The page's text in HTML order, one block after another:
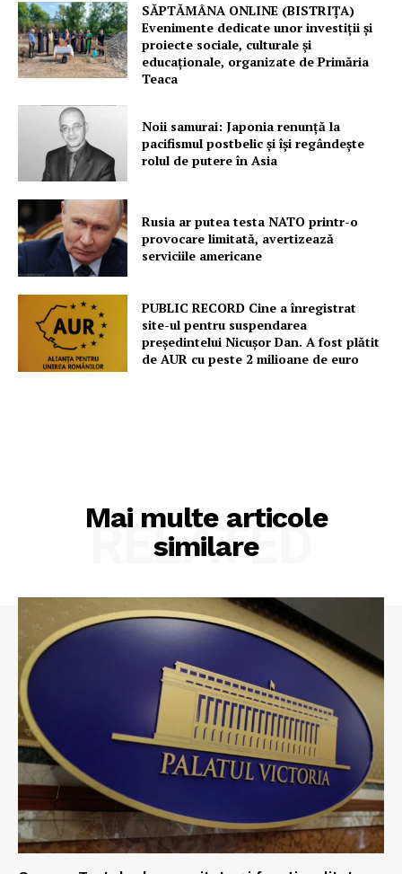
SĂPTĂMÂNA ONLINE (BISTRIȚA)
Evenimente dedicate unor investiții și
proiecte sociale, culturale și
educaționale, organizate de Primăria
Teaca
Noii samurai: Japonia renunță la
pacifismul postbelic și își regândește
rolul de putere în Asia
Rusia ar putea testa NATO printr-o
provocare limitată, avertizează
serviciile americane
PUBLIC RECORD Cine a înregistrat
site-ul pentru suspendarea
președintelui Nicușor Dan. A fost plătit
de AUR cu peste 2 milioane de euro
Mai multe articole
similare
RELATED